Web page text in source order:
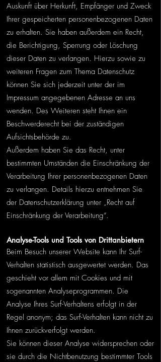
Auskunft über Herkunft, Empfänger und Zweck
Ihrer gespeicherten personenbezogenen Daten
zu erhalten. Sie haben außerdem ein Recht,
die Berichtigung, Sperrung oder Löschung
dieser Daten zu verlangen. Hierzu sowie zu
weiteren Fragen zum Thema Datenschutz
können Sie sich jederzeit unter der im
Impressum angegebenen Adresse an uns
wenden. Des Weiteren steht Ihnen ein
Beschwerderecht bei der zuständigen
Aufsichtsbehörde zu.
Außerdem haben Sie das Recht, unter
bestimmten Umständen die Einschränkung der
Verarbeitung Ihrer personenbezogenen Daten
zu verlangen. Details hierzu entnehmen Sie
der Datenschutzerklärung unter „Recht auf
Einschränkung der Verarbeitung“.
Analyse-Tools und Tools von Drittanbietern
Beim Besuch unserer Website kann Ihr Surf-
Verhalten statistisch ausgewertet werden. Das
geschieht vor allem mit Cookies und mit
sogenannten Analyseprogrammen. Die
Analyse Ihres Surf-Verhaltens erfolgt in der
Regel anonym; das Surf-Verhalten kann nicht zu
Ihnen zurückverfolgt werden.
Sie können dieser Analyse widersprechen oder
sie durch die Nichtbenutzung bestimmter Tools